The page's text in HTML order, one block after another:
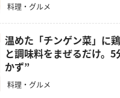
料理・グルメ
温めた「チンゲン菜」に
と調味料をまぜるだけ。
かず”
料理・グルメ